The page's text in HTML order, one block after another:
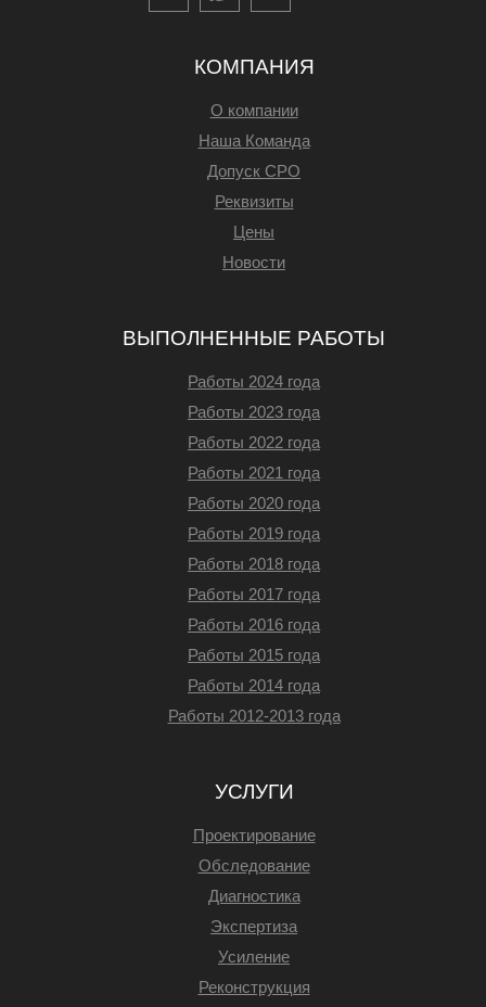
КОМПАНИЯ
О компании
Наша Команда
Допуск СРО
Реквизиты
Цены
Новости
ВЫПОЛНЕННЫЕ РАБОТЫ
Работы 2024 года
Работы 2023 года
Работы 2022 года
Работы 2021 года
Работы 2020 года
Работы 2019 года
Работы 2018 года
Работы 2017 года
Работы 2016 года
Работы 2015 года
Работы 2014 года
Работы 2012-2013 года
УСЛУГИ
Проектирование
Обследование
Диагностика
Экспертиза
Усиление
Реконструкция